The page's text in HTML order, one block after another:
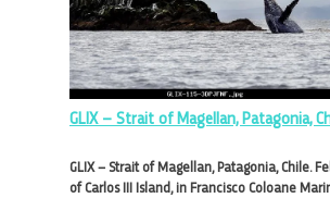
GLIX – Strait of Magellan, Patagonia,
GLIX – Strait of Magellan, Patagonia, Chile.
of Carlos III Island, in Francisco Coloane